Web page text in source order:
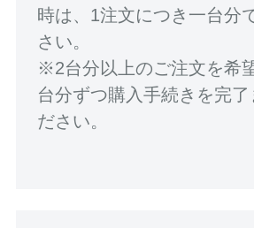
時は、1注文につき一台分
さい。
※2台分以上のご注文を希
台分ずつ購入手続きを完了
ださい。